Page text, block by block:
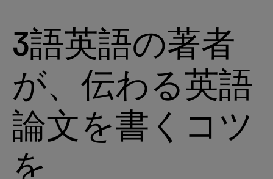
3語英語の著者
が、伝わる英語
論文を書くコツ
を